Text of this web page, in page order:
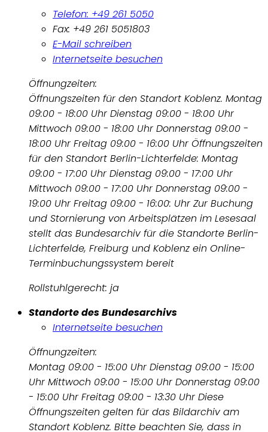
Telefon: +49 261 5050
Fax: +49 261 5051803
E-Mail schreiben
Internetseite besuchen
Öffnungzeiten:
Öffnungszeiten für den Standort Koblenz. Montag
09:00 - 18:00 Uhr Dienstag 09:00 - 18:00 Uhr
Mittwoch 09:00 - 18:00 Uhr Donnerstag 09:00 -
18:00 Uhr Freitag 09:00 - 16:00 Uhr Öffnungszeiten
für den Standort Berlin-Lichterfelde: Montag
09:00 - 17:00 Uhr Dienstag 09:00 - 17:00 Uhr
Mittwoch 09:00 - 17:00 Uhr Donnerstag 09:00 -
19:00 Uhr Freitag 09:00 - 16:00: Uhr Zur Buchung
und Stornierung von Arbeitsplätzen im Lesesaal
stellt das Bundesarchiv für die Standorte Berlin-
Lichterfelde, Freiburg und Koblenz ein Online-
Terminbuchungssystem bereit
Rollstuhlgerecht: ja
Standorte des Bundesarchivs
Internetseite besuchen
Öffnungzeiten:
Montag 09:00 - 15:00 Uhr Dienstag 09:00 - 15:00
Uhr Mittwoch 09:00 - 15:00 Uhr Donnerstag 09:00
- 15:00 Uhr Freitag 09:00 - 13:30 Uhr Diese
Öffnungszeiten gelten für das Bildarchiv am
Standort Koblenz. Bitte beachten Sie, dass in